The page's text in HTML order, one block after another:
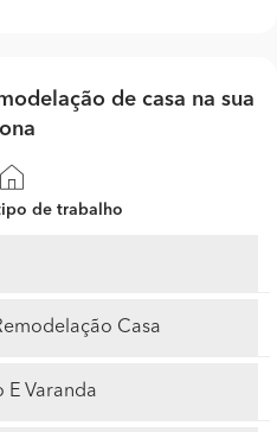
de casa na sua
de trabalho
Casa
E Varanda